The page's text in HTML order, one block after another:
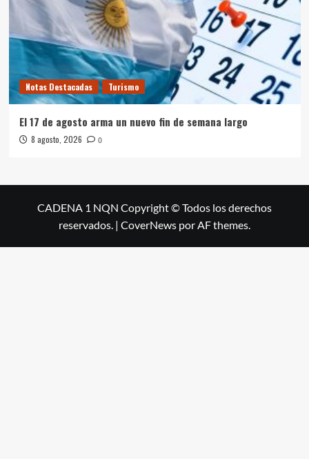
Notas Destacadas Turismo
El 17 de agosto arma un nuevo fin de semana largo
8 agosto, 2026 0
CADENA 1 NQN Copyright © Todos los derechos
reservados. | CoverNews por AF themes.